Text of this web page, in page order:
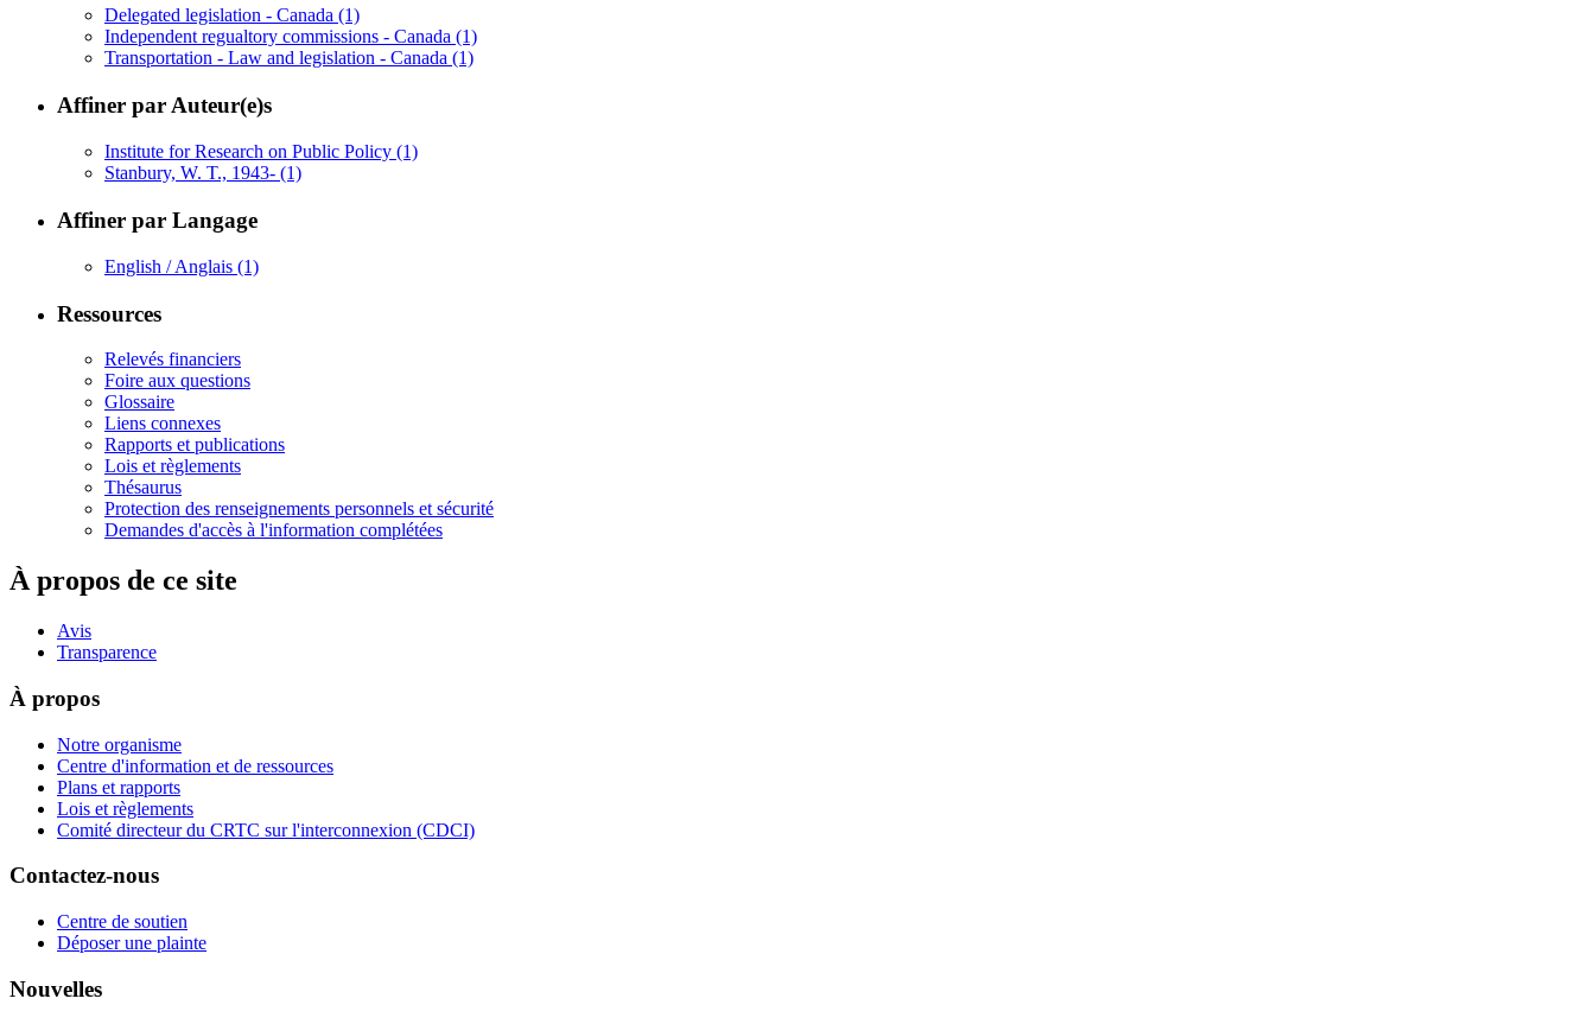
Delegated legislation - Canada (1)
Independent regualtory commissions - Canada (1)
Transportation - Law and legislation - Canada (1)
Affiner par Auteur(e)s
Institute for Research on Public Policy (1)
Stanbury, W. T., 1943- (1)
Affiner par Langage
English / Anglais (1)
Ressources
Relevés financiers
Foire aux questions
Glossaire
Liens connexes
Rapports et publications
Lois et règlements
Thésaurus
Protection des renseignements personnels et sécurité
Demandes d'accès à l'information complétées
À propos de ce site
Avis
Transparence
À propos
Notre organisme
Centre d'information et de ressources
Plans et rapports
Lois et règlements
Comité directeur du CRTC sur l'interconnexion (CDCI)
Contactez-nous
Centre de soutien
Déposer une plainte
Nouvelles